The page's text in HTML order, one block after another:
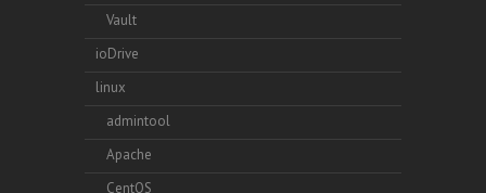
Vault
ioDrive
linux
admintool
Apache
CentOS